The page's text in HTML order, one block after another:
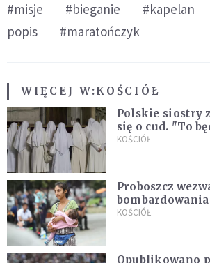
#misje #bieganie #kapelan
popis
#maratończyk
WIĘCEJ W:KOŚCIÓŁ
Polskie siostry
się o cud. "To
Pana Boga dla
KOŚCIÓŁ
Proboszcz
"Masowy ogień
KOŚCIÓŁ
Opublikowano